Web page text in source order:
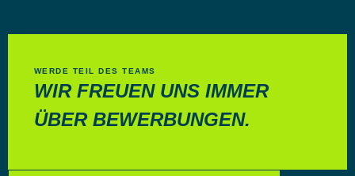
ROMAN SKALA
Geschäftsführer FEAG SLK Elektro s.r.o.
WERDE TEIL DES TEAMS
WIR FREUEN UNS IMMER
ÜBER BEWERBUNGEN.